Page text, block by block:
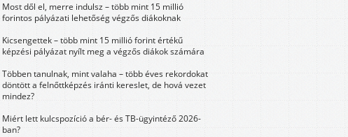
Most dől el, merre indulsz – több mint 15 millió
forintos pályázati lehetőség végzős diákoknak
Kicsengettek – több mint 15 millió forint értékű
képzési pályázat nyílt meg a végzős diákok számára
Többen tanulnak, mint valaha – több éves rekordokat
döntött a felnőttképzés iránti kereslet, de hová vezet
mindez?
Miért lett kulcspozíció a bér- és TB-ügyintéző 2026-
ban?